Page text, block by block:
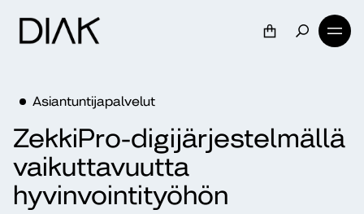
Asiantuntijapalvelut
ZekkiPro-​digijärjestelmällä
vaikuttavuutta
hyvinvointityöhön